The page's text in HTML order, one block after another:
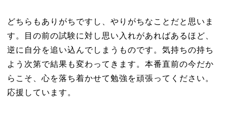
どちらもありがちですし、やりがちなことだと思いま
す。目の前の試験に対し思い入れがあればあるほど、
逆に自分を追い込んでしまうものです。気持ちの持ち
よう次第で結果も変わってきます。本番直前の今だか
らこそ、心を落ち着かせて勉強を頑張ってください。
応援しています。